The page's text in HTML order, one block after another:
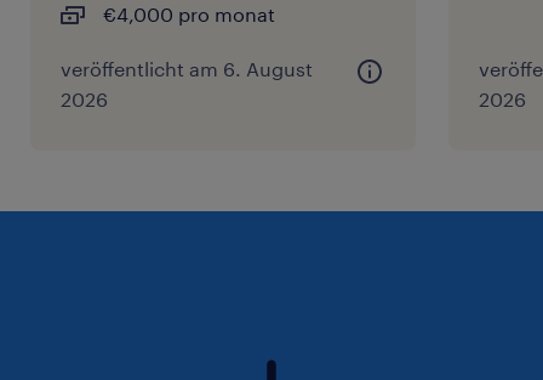
€4,000 pro monat
veröffentlicht am 6. August
2026
2026